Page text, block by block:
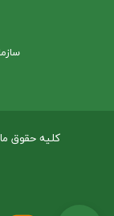
کلیه حقوق